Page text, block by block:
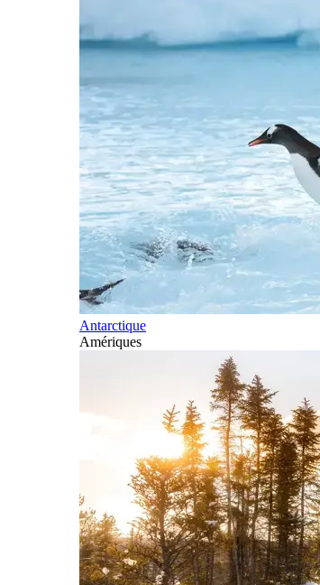
Antarctique
Amériques